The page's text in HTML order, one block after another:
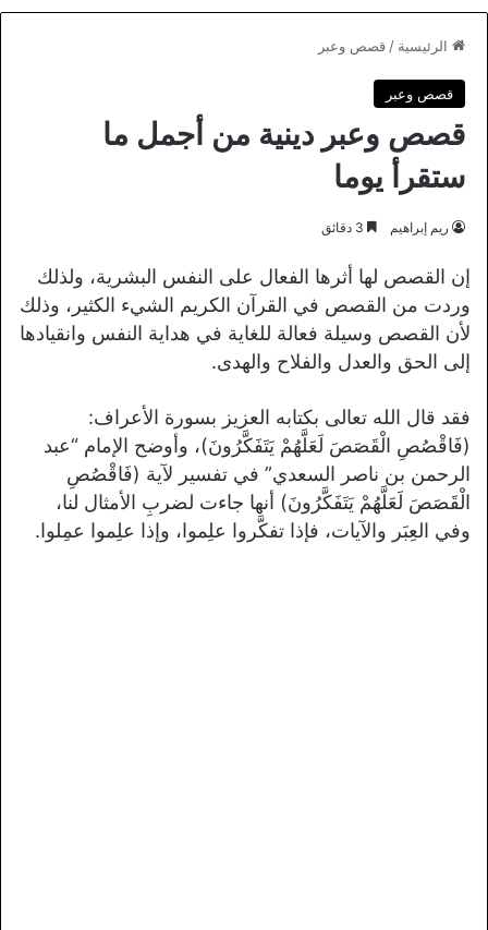
الرئيسية / قصص وعبر
قصص وعبر
قصص وعبر دينية من أجمل ما
ستقرأ يوما
ريم إبراهيم
إن القصص لها أثرها الفعال على النفس البشرية، ولذلك
وردت من القصص في القرآن الكريم الشيء الكثير، وذلك
لأن القصص وسيلة فعالة للغاية في هداية النفس وانقيادها
إلى الحق والعدل والفلاح والهدى.
فقد قال الله تعالى بكتابه العزيز بسورة الأعراف:
(فَاقْصُصِ الْقَصَصَ لَعَلَّهُمْ يَتَفَكَّرُونَ)، وأوضح الإمام “عبد
الرحمن بن ناصر السعدي” في تفسير لآية (فَاقْصُصِ
الْقَصَصَ لَعَلَّهُمْ يَتَفَكَّرُونَ) أنها جاءت لضربِ الأمثال لنا،
وفي العِبَر والآيات، فإذا تفكَّروا علِموا، وإذا علِموا عمِلوا.